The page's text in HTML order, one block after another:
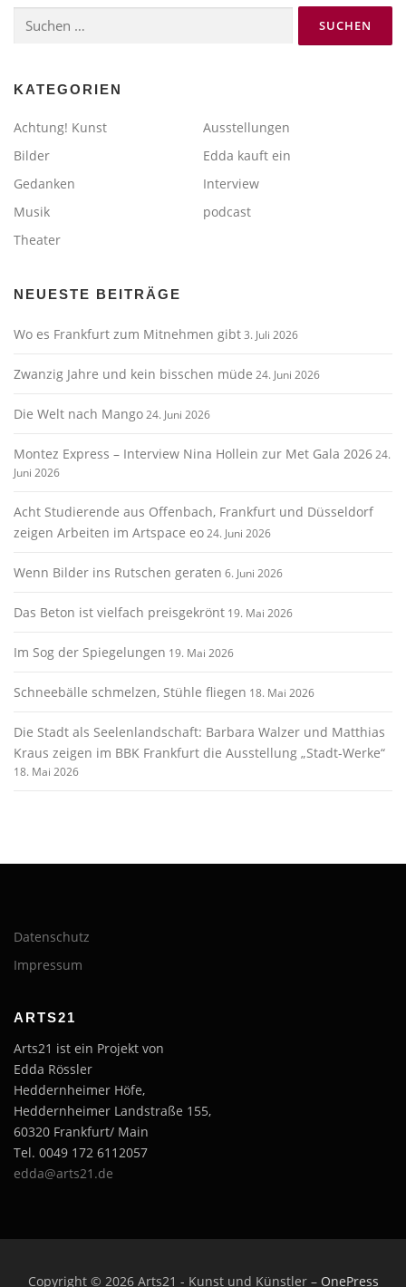
nach:
KATEGORIEN
Achtung! Kunst
Ausstellungen
Bilder
Edda kauft ein
Gedanken
Interview
Musik
podcast
Theater
NEUESTE BEITRÄGE
Wo es Frankfurt zum Mitnehmen gibt3. Juli 2026
Zwanzig Jahre und kein bisschen müde 24. Juni 2026
Die Welt nach Mango24. Juni 2026
Montez Express – Interview Nina Hollein zur Met Gala 202624.
Juni 2026
Acht Studierende aus Offenbach, Frankfurt und Düsseldorf
zeigen Arbeiten im Artspace eo24. Juni 2026
Wenn Bilder ins Rutschen geraten 6. Juni 2026
Das Beton ist vielfach preisgekrönt 19. Mai 2026
Im Sog der Spiegelungen 19. Mai 2026
Schneebälle schmelzen, Stühle fliegen 18. Mai 2026
Die Stadt als Seelenlandschaft: Barbara Walzer und Matthias
Kraus zeigen im BBK Frankfurt die Ausstellung „Stadt-Werke“
18. Mai 2026
Datenschutz
Impressum
ARTS21
Arts21 ist ein Projekt von
Edda Rössler
Heddernheimer Höfe,
Heddernheimer Landstraße 155,
60320 Frankfurt/ Main
Tel. 0049 172 6112057
edda@arts21.de
Copyright © 2026 Arts21 - Kunst und Künstler – OnePress